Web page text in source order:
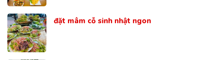
đặt mâm cỗ sinh nhật ngon